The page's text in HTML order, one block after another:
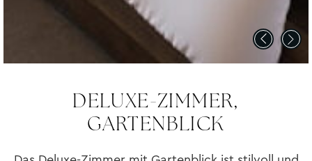
DELUXE-ZIMMER,
GARTENBLICK